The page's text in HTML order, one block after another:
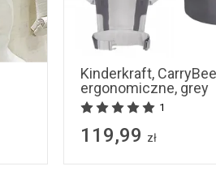
Kinderkraft,
ergonomiczne, grey
1
119,99 zł